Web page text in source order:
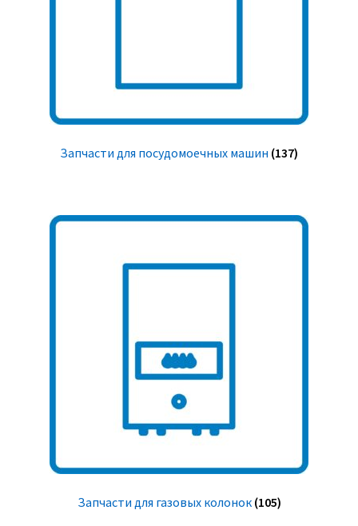
Запчасти для посудомоечных машин (137)
Запчасти для газовых колонок (105)